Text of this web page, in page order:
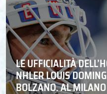
LE UFFICIALITÀ
NHLER LOUIS
BOLZANO. AL